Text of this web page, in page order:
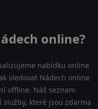
online?
nabídku online
sledovat Nádech online
offline. Náš seznam
které jsou zdarma